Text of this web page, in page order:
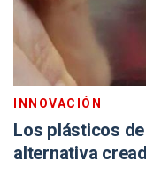
INNOVACIÓN
Los plásticos
alternativa